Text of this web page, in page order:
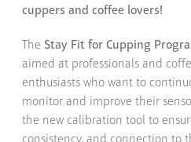
cuppers and coffee lovers!
The Stay Fit for Cupping
aimed at professionals and
enthusiasts who want to
monitor and improve their
the new calibration tool to
consistency, and connection to